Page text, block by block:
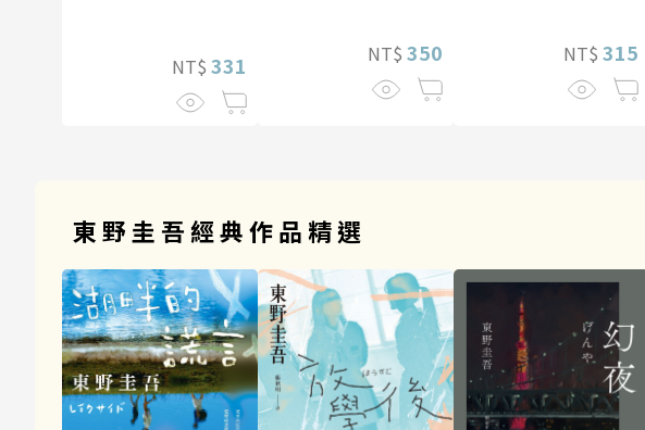
NT$ 331 NT$ 350 NT$ 315
東野圭吾經典作品精選